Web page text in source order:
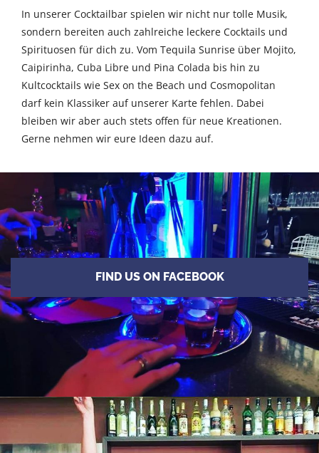
In unserer Cocktailbar spielen wir nicht nur tolle Musik,
sondern bereiten auch zahlreiche leckere Cocktails und
Spirituosen für dich zu. Vom Tequila Sunrise über Mojito,
Caipirinha, Cuba Libre und Pina Colada bis hin zu
Kultcocktails wie Sex on the Beach und Cosmopolitan
darf kein Klassiker auf unserer Karte fehlen. Dabei
bleiben wir aber auch stets offen für neue Kreationen.
Gerne nehmen wir eure Ideen dazu auf.
FIND US ON FACEBOOK